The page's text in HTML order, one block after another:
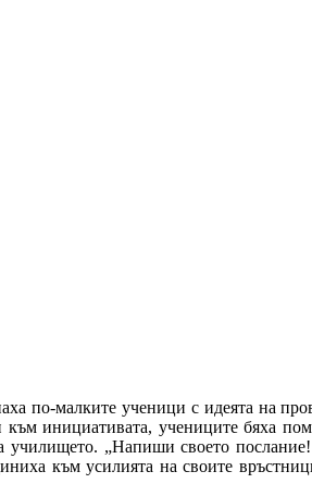
по-малките ученици с идеята на
инициативата, учениците бяха
училището. „Напиши своето
към усилията на своите